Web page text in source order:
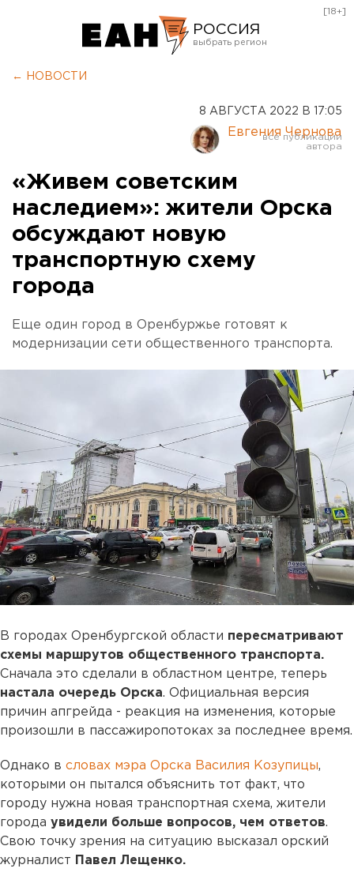
РОССИЯ
Курган
Оренбург
[18+]
← НОВОСТИ
8 АВГУСТА 2022 В 17:05
Евгения Чернова
«Живем советским
наследием»: жители Орска
обсуждают новую
транспортную схему
города
Еще один город в Оренбуржье готовят к
модернизации сети общественного транспорта.
В городах Оренбургской области пересматривают
схемы маршрутов общественного транспорта.
Сначала это сделали в областном центре, теперь
настала очередь Орска. Официальная версия
причин апгрейда - реакция на изменения, которые
произошли в пассажиропотоках за последнее время.
Однако в словах мэра Орска Василия Козупицы,
которыми он пытался объяснить тот факт, что
городу нужна новая транспортная схема, жители
города увидели больше вопросов, чем ответов.
Свою точку зрения на ситуацию высказал орский
журналист
Павел Лещенко.